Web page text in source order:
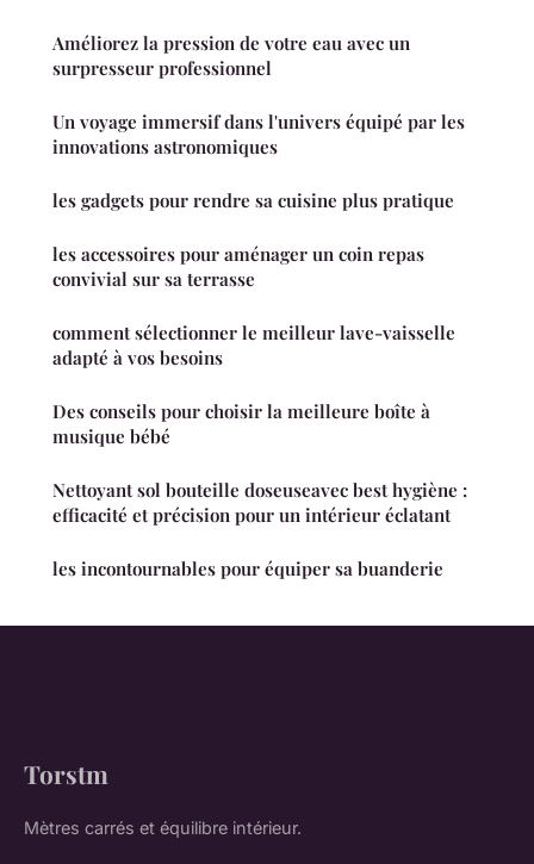
Améliorez la pression de votre eau avec un
surpresseur professionnel
Un voyage immersif dans l'univers équipé par les
innovations astronomiques
les gadgets pour rendre sa cuisine plus pratique
les accessoires pour aménager un coin repas
convivial sur sa terrasse
comment sélectionner le meilleur lave-vaisselle
adapté à vos besoins
Des conseils pour choisir la meilleure boîte à
musique bébé
Nettoyant sol bouteille doseuseavec best hygiène :
efficacité et précision pour un intérieur éclatant
les incontournables pour équiper sa buanderie
Torstm
Mètres carrés et équilibre intérieur.